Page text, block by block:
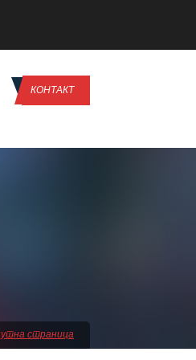
КОНТАКТ
страница